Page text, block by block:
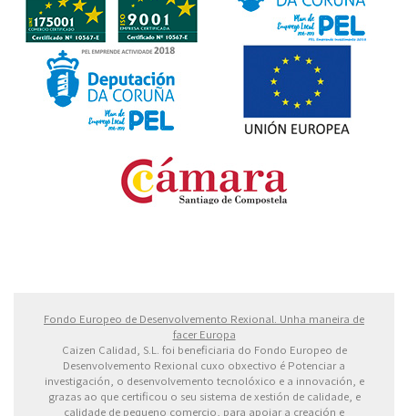
Fondo Europeo de Desenvolvemento Rexional. Unha maneira de
facer Europa
Caizen Calidad, S.L. foi beneficiaria do Fondo Europeo de
Desenvolvemento Rexional cuxo obxectivo é Potenciar a
investigación, o desenvolvemento tecnolóxico e a innovación, e
grazas ao que certificou o seu sistema de xestión de calidade, e
calidade de pequeno comercio, para apoiar a creación e